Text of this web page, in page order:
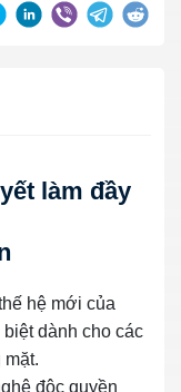
làm đầy
hệ mới của
dành cho các
độc quyền